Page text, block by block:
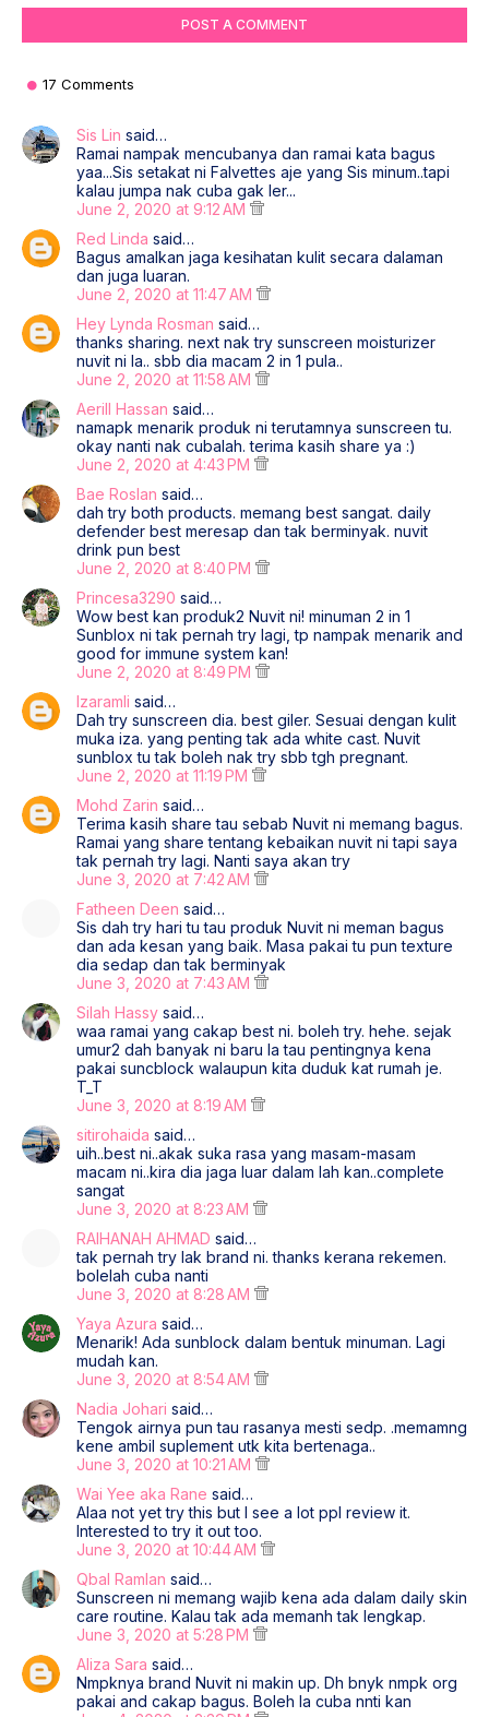
POST A COMMENT
17 Comments
Sis Lin said…
Ramai nampak mencubanya dan ramai kata bagus
yaa...Sis setakat ni Falvettes aje yang Sis minum..tapi
kalau jumpa nak cuba gak ler...
June 2, 2020 at 9:12 AM
Red Linda said…
Bagus amalkan jaga kesihatan kulit secara dalaman
dan juga luaran.
June 2, 2020 at 11:47 AM
Hey Lynda Rosman said…
thanks sharing. next nak try sunscreen moisturizer
nuvit ni la.. sbb dia macam 2 in 1 pula..
June 2, 2020 at 11:58 AM
Aerill Hassan said…
namapk menarik produk ni terutamnya sunscreen tu.
okay nanti nak cubalah. terima kasih share ya :)
June 2, 2020 at 4:43 PM
Bae Roslan said…
dah try both products. memang best sangat. daily
defender best meresap dan tak berminyak. nuvit
drink pun best
June 2, 2020 at 8:40 PM
Princesa3290 said…
Wow best kan produk2 Nuvit ni! minuman 2 in 1
Sunblox ni tak pernah try lagi, tp nampak menarik and
good for immune system kan!
June 2, 2020 at 8:49 PM
Izaramli said…
Dah try sunscreen dia. best giler. Sesuai dengan kulit
muka iza. yang penting tak ada white cast. Nuvit
sunblox tu tak boleh nak try sbb tgh pregnant.
June 2, 2020 at 11:19 PM
Mohd Zarin said…
Terima kasih share tau sebab Nuvit ni memang bagus.
Ramai yang share tentang kebaikan nuvit ni tapi saya
tak pernah try lagi. Nanti saya akan try
June 3, 2020 at 7:42 AM
Fatheen Deen said…
Sis dah try hari tu tau produk Nuvit ni meman bagus
dan ada kesan yang baik. Masa pakai tu pun texture
dia sedap dan tak berminyak
June 3, 2020 at 7:43 AM
Silah Hassy said…
waa ramai yang cakap best ni. boleh try. hehe. sejak
umur2 dah banyak ni baru la tau pentingnya kena
pakai suncblock walaupun kita duduk kat rumah je.
T_T
June 3, 2020 at 8:19 AM
sitirohaida said…
uih..best ni..akak suka rasa yang masam-masam
macam ni..kira dia jaga luar dalam lah kan..complete
sangat
June 3, 2020 at 8:23 AM
RAIHANAH AHMAD said…
tak pernah try lak brand ni. thanks kerana rekemen.
bolelah cuba nanti
June 3, 2020 at 8:28 AM
Yaya Azura said…
Menarik! Ada sunblock dalam bentuk minuman. Lagi
mudah kan.
June 3, 2020 at 8:54 AM
Nadia Johari said…
Tengok airnya pun tau rasanya mesti sedp. .memamng
kene ambil suplement utk kita bertenaga..
June 3, 2020 at 10:21 AM
Wai Yee aka Rane said…
Alaa not yet try this but I see a lot ppl review it.
Interested to try it out too.
June 3, 2020 at 10:44 AM
Qbal Ramlan said…
Sunscreen ni memang wajib kena ada dalam daily skin
care routine. Kalau tak ada memanh tak lengkap.
June 3, 2020 at 5:28 PM
Aliza Sara said…
Nmpknya brand Nuvit ni makin up. Dh bnyk nmpk org
pakai and cakap bagus. Boleh la cuba nnti kan